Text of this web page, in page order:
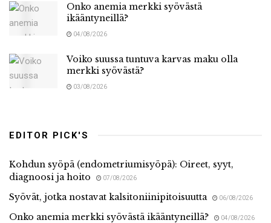
Onko anemia merkki syövästä
ikääntyneillä?
04/08/2026
Voiko suussa tuntuva karvas maku olla
merkki syövästä?
03/08/2026
EDITOR PICK'S
Kohdun syöpä (endometriumisyöpä): Oireet, syyt,
diagnoosi ja hoito
07/08/2026
Syövät, jotka nostavat kalsitoniinipitoisuutta 06/08/2026
Onko anemia merkki syövästä ikääntyneillä? 04/08/2026